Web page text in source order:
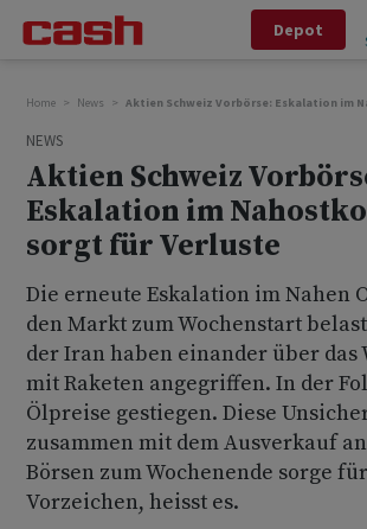
Depot
Home News Aktien Schweiz Vorbörse: Eskalation
NEWS
Aktien Schweiz
Eskalation im
sorgt für Verluste
Die erneute Eskalation im Nahen
den Markt zum Wochenstart
der Iran haben einander über das
mit Raketen angegriffen. In der
Ölpreise gestiegen. Diese
zusammen mit dem Ausverkauf an
Börsen zum Wochenende sorge
Vorzeichen, heisst es.